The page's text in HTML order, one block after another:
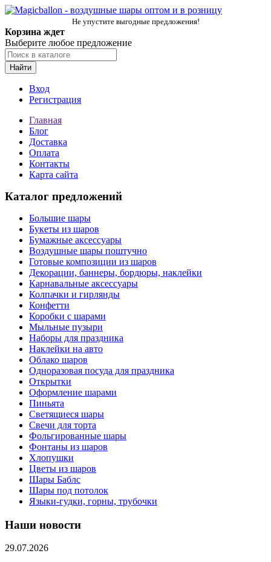
Не упустите выгодные предложения!
Корзина ждет
Выберите любое предложение
Найти
Вход
Регистрация
Главная
Блог
Доставка
Оплата
Контакты
Карта сайта
Каталог предложений
Большие шары
Букеты из шаров
Бумажные аксессуары
Воздушные шары поштучно
Готовые композиции из шаров
Декорации, баннеры, бордюры, наклейки
Карнавальные аксессуары
Колпачки и гирлянды
Конфетти
Коробки с шарами
Мыльные пузыри
Наборы для праздника
Наклейки на авто
Облако шаров
Одноразовая посуда для праздника
Открытки
Оформление шарами
Пиньята
Светящиеся шары
Свечи для торта
Фольгированные шары
Фонтаны из шаров
Хлопушки
Цветы из шаров
Шары Баблс
Шары под потолок
Языки-гудки, горны, трубочки
Наши новости
29.07.2026